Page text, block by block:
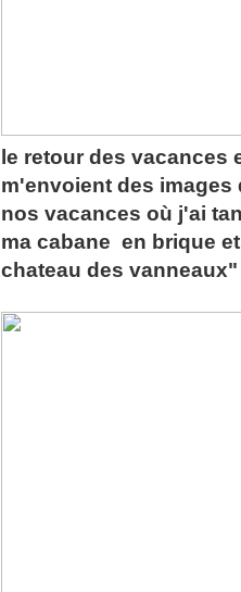
le retour des vacances
m'envoient des images
nos vacances où j'ai
ma cabane en brique
chateau des vanneaux"